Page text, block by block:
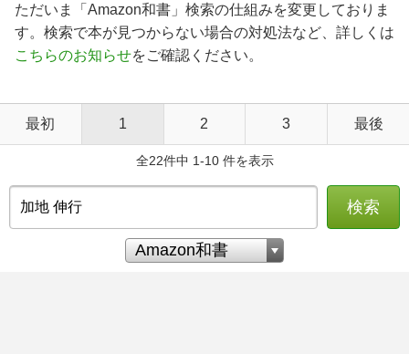
ただいま「Amazon和書」検索の仕組みを変更しておりま
す。検索で本が見つからない場合の対処法など、詳しくは
こちらのお知らせをご確認ください。
最初 1 2 3 最後
全22件中 1-10 件を表示
検索